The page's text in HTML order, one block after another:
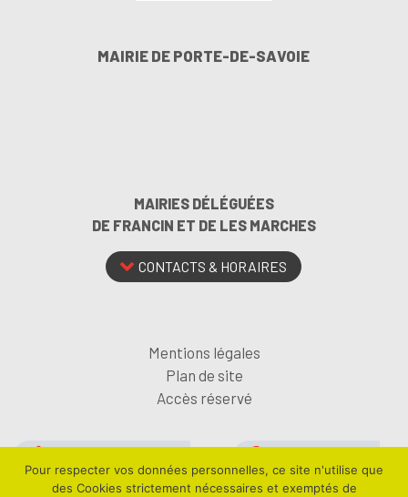
MAIRIE DE PORTE-DE-SAVOIE
MAIRIES DÉLÉGUÉES
DE FRANCIN ET DE LES MARCHES
CONTACTS & HORAIRES
Mentions légales
Plan de site
Accès réservé
NEWSLETTER
FACEBOOK
Pour respecter vos données personnelles, ce site n'utilise que
des Cookies strictement nécessaires et exemptés de